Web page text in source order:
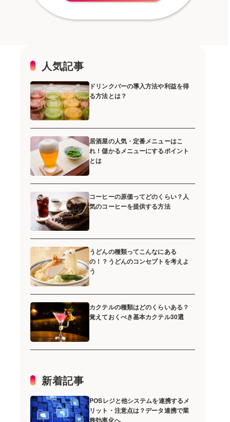
人気記事
ドリンクバーの導入方法や利益を得
る方法とは？
居酒屋の人気・定番メニューはこ
れ！儲かるメニューにするポイント
とは
コーヒーの原価ってどのくらい？人
気のコーヒーを提供する方法
うどんの種類ってこんなにある
の！？うどんのコンセプトを考えよ
う
カクテルの種類はどのくらいある？
覚えておくべき基本カクテル30選
新着記事
POSレジと他システムを連携するメ
リット・注意点は？データ連携で業
務効率化へ